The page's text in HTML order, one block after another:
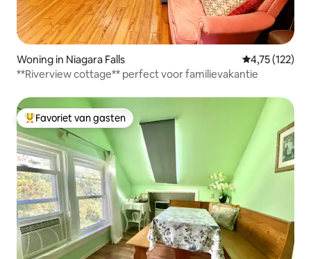
Woning in Niagara Falls Gemiddelde
4,75 (122)
**Riverview cottage** perfect voor familievakantie
Topfavoriet van gasten
Favoriet van gasten